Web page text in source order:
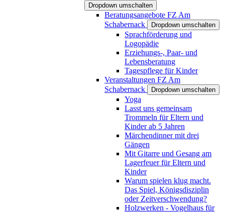
Dropdown umschalten
Beratungsangebote FZ Am
Schabernack
Dropdown umschalten
Sprachförderung und
Logopädie
Erziehungs-, Paar- und
Lebensberatung
Tagespflege für Kinder
Veranstaltungen FZ Am
Schabernack
Dropdown umschalten
Yoga
Lasst uns gemeinsam
Trommeln für Eltern und
Kinder ab 5 Jahren
Märchendinner mit drei
Gängen
Mit Gitarre und Gesang am
Lagerfeuer für Eltern und
Kinder
Warum spielen klug macht.
Das Spiel, Königsdisziplin
oder Zeitverschwendung?
Holzwerken - Vogelhaus für